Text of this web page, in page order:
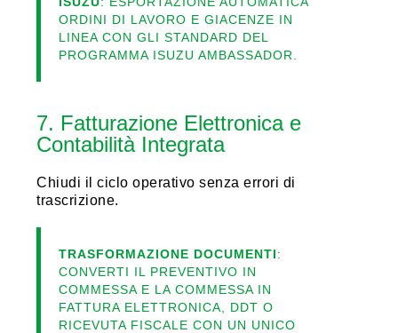
ORDINI DI LAVORO E GIACENZE IN
LINEA CON GLI STANDARD DEL
PROGRAMMA ISUZU AMBASSADOR.
7. Fatturazione Elettronica e
Contabilità Integrata
Chiudi il ciclo operativo senza errori di
trascrizione.
TRASFORMAZIONE DOCUMENTI:
CONVERTI IL PREVENTIVO IN
COMMESSA E LA COMMESSA IN
FATTURA ELETTRONICA, DDT O
RICEVUTA FISCALE CON UN UNICO